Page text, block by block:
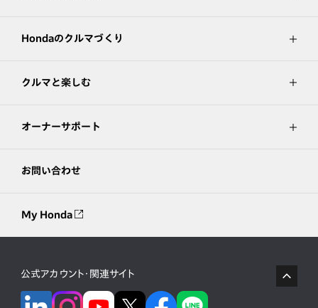
Hondaのクルマづくり
クルマと楽しむ
オーナーサポート
お問い合わせ
My Honda
公式アカウント・関連サイト